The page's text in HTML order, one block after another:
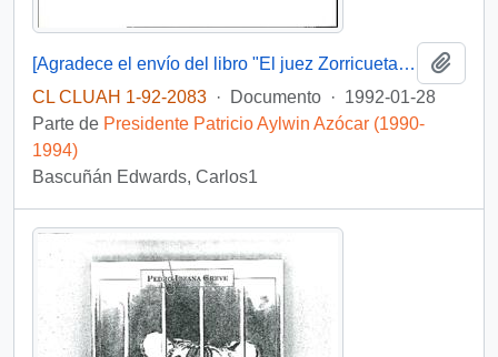
[Agradece el envío del libro "El juez Zorricueta y otros Relatos Des-Generados"]
CL CLUAH 1-92-2083 · Documento · 1992-01-28
Parte de Presidente Patricio Aylwin Azócar (1990-
1994)
Bascuñán Edwards, Carlos1